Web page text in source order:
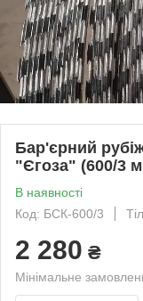
Бар'єрний
"Єгоза" (600/3
В наявності
Код: БСК-600/3
2 280 ₴
Мінімальне